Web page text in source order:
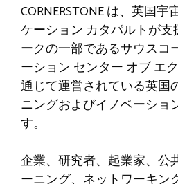
CORNERSTONE は、英国
ケーション カタパルトが
ークの一部であるサウスコ
ーション センター オブ エ
通じて運営されている英国
ニングおよびイノベーショ
す。
企業、研究者、起業家、公
ーニング、ネットワーキン